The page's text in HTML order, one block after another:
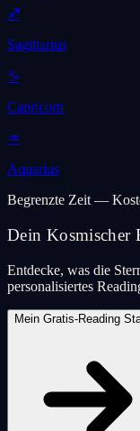
♐
Sagittarius
♑
Capricorn
♒
Aquarius
Begrenzte Zeit —
Dein Kosmischer
Entdecke, was die
personalisiertes
Mein Gratis-Reading